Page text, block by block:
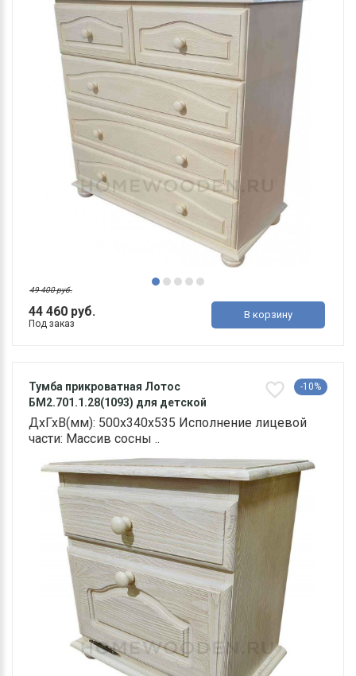
44 460 руб.
49 400 руб.
Под заказ
В корзину
Тумба прикроватная Лотос
БМ2.701.1.28(1093) для детской
-10%
ДхГхВ(мм): 500х340х535 Исполнение лицевой
части: Массив сосны ..